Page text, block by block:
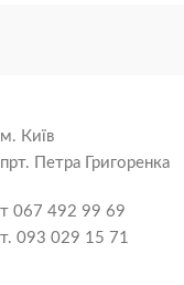
м. Київ
прт. Петра Григоренка
т 067 492 99 69
т. 093 029 15 71